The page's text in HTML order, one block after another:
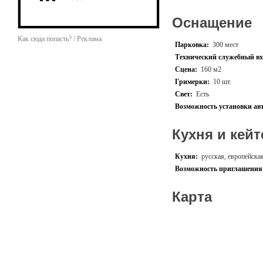
Как сюда попасть? / Реклама
Расположенная рядом со
частью уникальной
Петербурга. КСК
атмосферу большого
Основные характеристики
1400 м² —
22 000+ м² —
Арена оснащена
Оснащение
Парковка: 300 мест
Технический служебный
Сцена: 160 м2
Гримерки: 10 шт.
Свет: Есть
Возможность установки
Кухня и
Кухня: русская,
Возможность приглашения
Карта